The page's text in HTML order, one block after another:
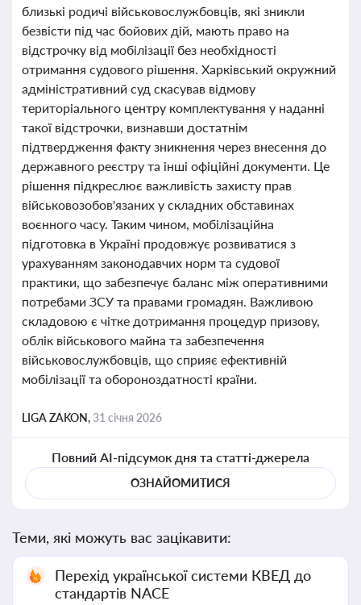
близькі родичі військовослужбовців, які зникли
безвісти під час бойових дій, мають право на
відстрочку від мобілізації без необхідності
отримання судового рішення. Харківський окружний
адміністративний суд скасував відмову
територіального центру комплектування у наданні
такої відстрочки, визнавши достатнім
підтвердження факту зникнення через внесення до
державного реєстру та інші офіційні документи. Це
рішення підкреслює важливість захисту прав
військовозобов'язаних у складних обставинах
воєнного часу. Таким чином, мобілізаційна
підготовка в Україні продовжує розвиватися з
урахуванням законодавчих норм та судової
практики, що забезпечує баланс між оперативними
потребами ЗСУ та правами громадян. Важливою
складовою є чітке дотримання процедур призову,
облік військового майна та забезпечення
військовослужбовців, що сприяє ефективній
мобілізації та обороноздатності країни.
LIGA ZAKON,31 січня 2026
Повний AI-підсумок дня та статті-джерела
ОЗНАЙОМИТИСЯ
Теми, які можуть вас зацікавити:
Перехід української системи КВЕД до
стандартів NACE